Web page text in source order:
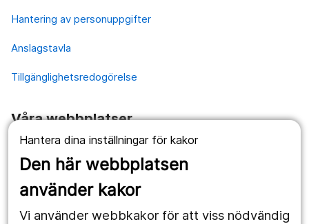
Hantera dina inställningar för kakor
Den här webbplatsen
använder kakor
Vi använder webbkakor för att viss nödvändig
Hantering av personuppgifter
Anslagstavla
Tillgänglighetsredogörelse
Våra webbplatser
1177.se
Länstrafiken